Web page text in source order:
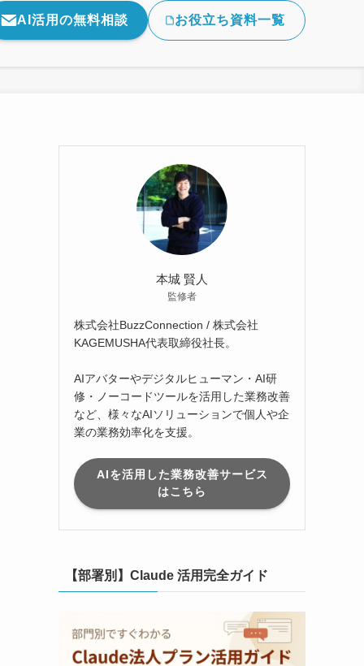
AI活用の無料相談 お役立ち資料一覧
本城 賢人
監修者
株式会社BuzzConnection / 株式会社
KAGEMUSHA代表取締役社長。
AIアバターやデジタルヒューマン・AI研
修・ノーコードツールを活用した業務改善
など、様々なAIソリューションで個人や企
業の業務効率化を支援。
AIを活用した業務改善サービス
はこちら
【部署別】Claude 活用完全ガイド